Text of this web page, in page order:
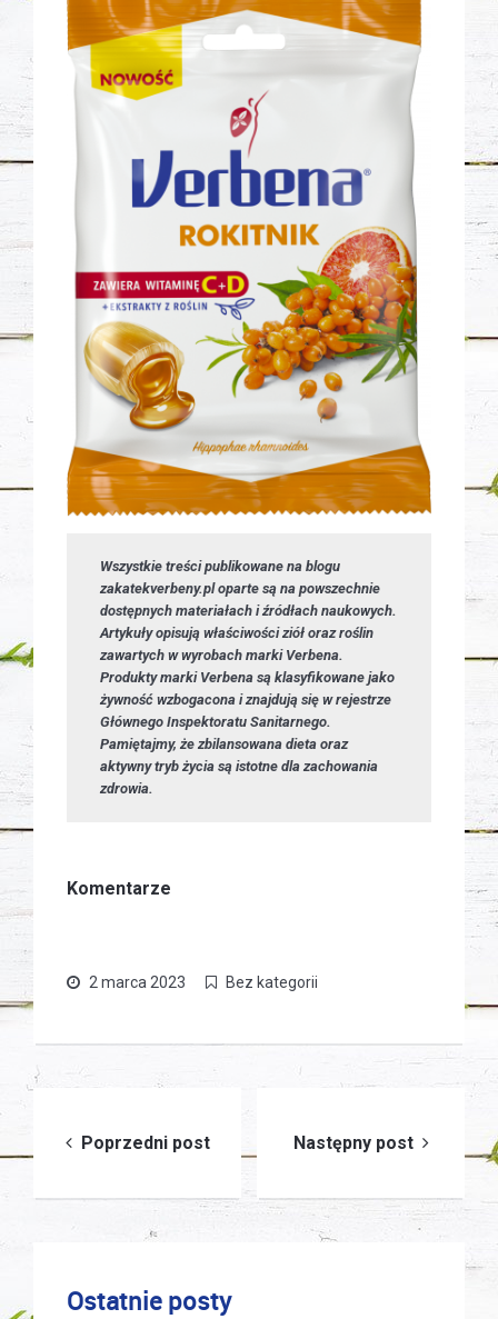
Wszystkie treści publikowane na blogu
zakatekverbeny.pl oparte są na powszechnie
dostępnych materiałach i źródłach naukowych.
Artykuły opisują właściwości ziół oraz roślin
zawartych w wyrobach marki Verbena.
Produkty marki Verbena są klasyfikowane jako
żywność wzbogacona i znajdują się w rejestrze
Głównego Inspektoratu Sanitarnego.
Pamiętajmy, że zbilansowana dieta oraz
aktywny tryb życia są istotne dla zachowania
zdrowia.
Komentarze
2 marca 2023 Bez kategorii
wpisu
Poprzedni post Następny post
Ostatnie posty